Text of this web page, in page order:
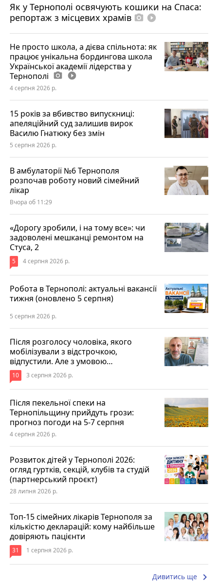
Як у Тернополі освячують кошики на Спаса:
репортаж з місцевих храмів photo_camera play_circle_filled
Не просто школа, а дієва спільнота: як
працює унікальна бордингова школа
Української академії лідерства у
Тернополі photo_camera play_circle_filled
4 серпня 2026 р.
15 років за вбивство випускниці:
апеляційний суд залишив вирок
Василю Гнатюку без змін
5 серпня 2026 р.
В амбулаторії №6 Тернополя
розпочав роботу новий сімейний
лікар
Вчора об 11:29
«Дорогу зробили, і на тому все»: чи
задоволені мешканці ремонтом на
Стуса, 2
5 4 серпня 2026 р.
Робота в Тернополі: актуальні вакансії
тижня (оновлено 5 серпня)
5 серпня 2026 р.
Після розголосу чоловіка, якого
мобілізували з відстрочкою,
відпустили. Але з умовою…
10 3 серпня 2026 р.
Після пекельної спеки на
Тернопільщину прийдуть грози:
прогноз погоди на 5-7 серпня
4 серпня 2026 р.
Розвиток дітей у Тернополі 2026:
огляд гуртків, секцій, клубів та студій
(партнерський проєкт)
28 липня 2026 р.
Топ-15 сімейних лікарів Тернополя за
кількістю декларацій: кому найбільше
довіряють пацієнти
31 1 серпня 2026 р.
Дивитись ще keyboard_arrow_right